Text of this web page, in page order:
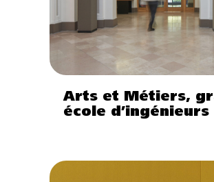
Arts et Métiers,
école d’ingénieurs